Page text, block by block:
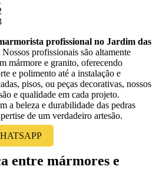
profissional no Jardim das
Nossos profissionais são altamente
mármore e granito, oferecendo
e polimento até a instalação e
pisos, ou peças decorativas, nossos
e qualidade em cada projeto.
a beleza e durabilidade das pedras
de um verdadeiro artesão.
entre mármores e